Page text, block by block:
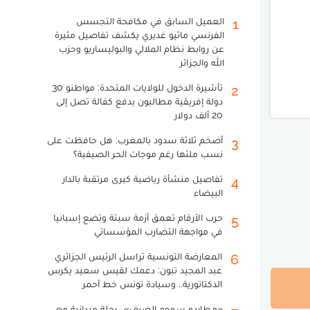
1
العميل السابق في مكافحة التجسس
الفرنسي ماثيو غديري يكشف تفاصيل مثيرة
عن روابط نظام الملالي والبوليساريو وحزب
الله والجزائر
2
تأشيرة الدخول للولايات المتحدة: مواطنو 30
دولة إفريقية مطالبون بدفع كفالة تصل إلى
20 ألف دولار
3
أضخم ثلاثة سدود بالمغرب: هل حافظت على
نسب ملئها رغم موجات الحر الصيفية؟
4
تفاصيل منشأة رياضية كبرى مرتقبة بالدار
البيضاء
5
حرب الأرقام تعمق أزمة سبتة وتضع إسبانيا
في مواجهة التضارب المؤسساتي
6
المعارضة التونسية تراسل الرئيس الجزائري
عبد المجيد تبون: دعمك لقيس سعيد يكرس
الدكتاتورية.. وسيادة تونس خط أحمر